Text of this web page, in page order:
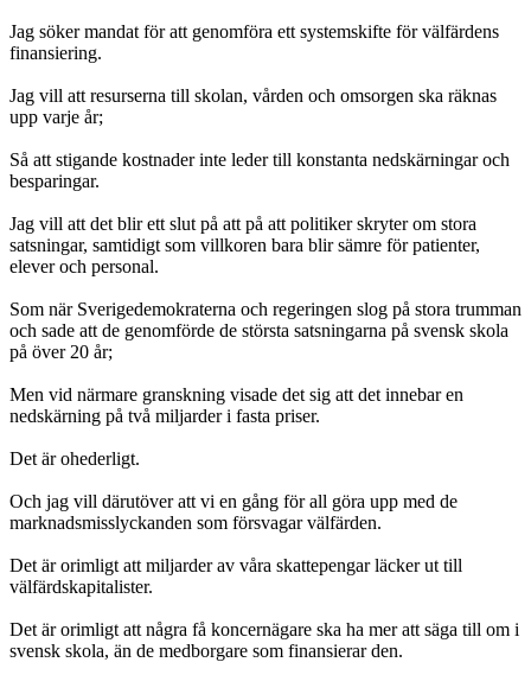
Jag söker mandat för att genomföra ett systemskifte för välfärdens
finansiering.
Jag vill att resurserna till skolan, vården och omsorgen ska räknas
upp varje år;
Så att stigande kostnader inte leder till konstanta nedskärningar och
besparingar.
Jag vill att det blir ett slut på att på att politiker skryter om stora
satsningar, samtidigt som villkoren bara blir sämre för patienter,
elever och personal.
Som när Sverigedemokraterna och regeringen slog på stora trumman
och sade att de genomförde de största satsningarna på svensk skola
på över 20 år;
Men vid närmare granskning visade det sig att det innebar en
nedskärning på två miljarder i fasta priser.
Det är ohederligt.
Och jag vill därutöver att vi en gång för all göra upp med de
marknadsmisslyckanden som försvagar välfärden.
Det är orimligt att miljarder av våra skattepengar läcker ut till
välfärdskapitalister.
Det är orimligt att några få koncernägare ska ha mer att säga till om i
svensk skola, än de medborgare som finansierar den.